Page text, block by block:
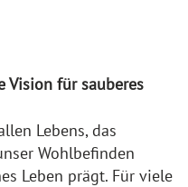
Vision für sauberes
Lebens, das
Wohlbefinden
Leben prägt. Für viele